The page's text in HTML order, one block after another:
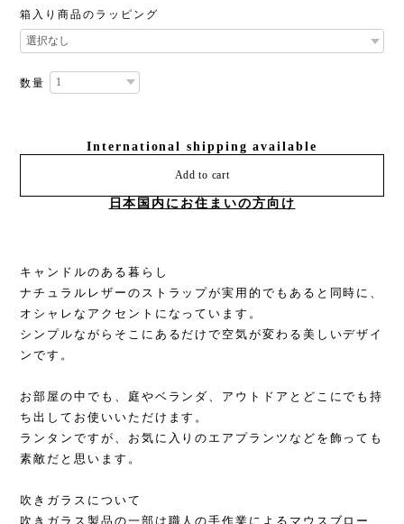
箱入り商品のラッピング
数量
International shipping available
Add to cart
日本国内にお住まいの方向け
キャンドルのある暮らし
ナチュラルレザーのストラップが実用的でもあると同時に、
オシャレなアクセントになっています。
シンプルながらそこにあるだけで空気が変わる美しいデザイ
ンです。
お部屋の中でも、庭やベランダ、アウトドアとどこにでも持
ち出してお使いいただけます。
ランタンですが、お気に入りのエアプランツなどを飾っても
素敵だと思います。
吹きガラスについて
吹きガラス製品の一部は職人の手作業によるマウスブロー、